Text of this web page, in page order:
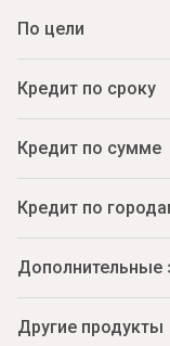
По цели
Кредит по сроку
Кредит по сумме
Кредит по
Дополнительные
Другие продукты